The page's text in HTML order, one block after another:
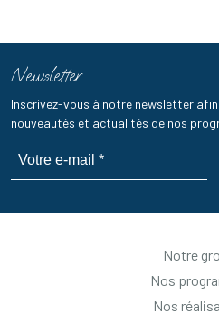
Newsletter
Inscrivez-vous à notre newsletter
nouveautés et actualités de nos
Notre
Nos
Nos